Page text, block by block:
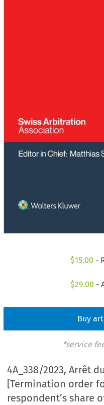
$15.00 -
$29.00 -
Buy
*service
4A_338/2023, Arrêt
[Termination order
respondent’s share